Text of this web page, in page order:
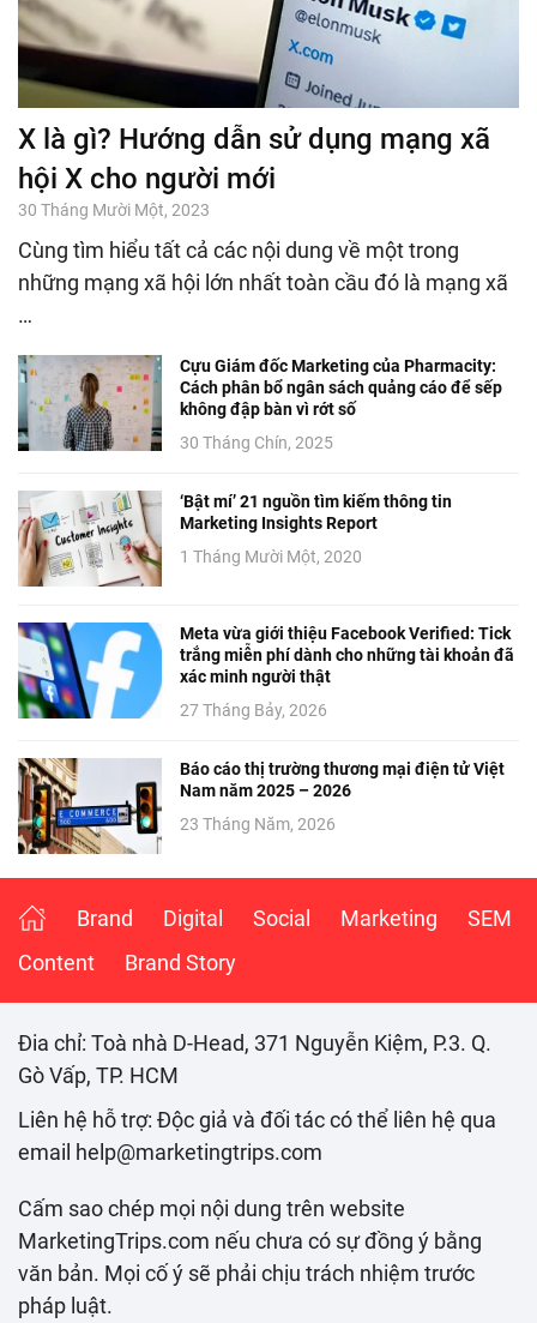
X là gì? Hướng dẫn sử dụng mạng xã
hội X cho người mới
30 Tháng Mười Một, 2023
Cùng tìm hiểu tất cả các nội dung về một trong
những mạng xã hội lớn nhất toàn cầu đó là mạng xã
…
Cựu Giám đốc Marketing của Pharmacity:
Cách phân bổ ngân sách quảng cáo để sếp
không đập bàn vì rớt số
30 Tháng Chín, 2025
‘Bật mí’ 21 nguồn tìm kiếm thông tin
Marketing Insights Report
1 Tháng Mười Một, 2020
Meta vừa giới thiệu Facebook Verified: Tick
trắng miễn phí dành cho những tài khoản đã
xác minh người thật
27 Tháng Bảy, 2026
Báo cáo thị trường thương mại điện tử Việt
Nam năm 2025 – 2026
23 Tháng Năm, 2026
Brand Digital Social Marketing
SEM
Content
Brand Story
Đia chỉ: Toà nhà D-Head, 371 Nguyễn Kiệm, P.3. Q.
Gò Vấp, TP. HCM
Liên hệ hỗ trợ: Độc giả và đối tác có thể liên hệ qua
email help@marketingtrips.com
Cấm sao chép mọi nội dung trên website
MarketingTrips.com nếu chưa có sự đồng ý bằng
văn bản. Mọi cố ý sẽ phải chịu trách nhiệm trước
pháp luật.